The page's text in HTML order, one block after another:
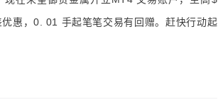
惠，0. 01 手起笔笔交易有回赠。赶快行动起